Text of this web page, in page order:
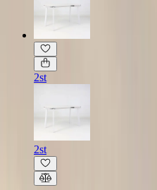
2st
2st